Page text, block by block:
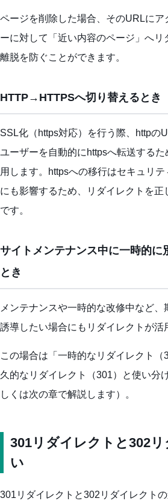
ページを削除した場合、そのURLに
ーに対して「近い内容のページ」へリ
離脱を防ぐことができます。
HTTP→HTTPSへ切り替えるとき
SSL化（https対応）を行う際、httpの
ユーザーを自動的にhttpsへ転送する
用します。httpsへの移行はセキュリ
にも影響するため、リダイレクトを
です。
サイトメンテナンス中に一時的に
とき
メンテナンスや一時的な改修中など
誘導したい場合にもリダイレクトが活
この場合は「一時的なリダイレクト（
久的なリダイレクト（301）と使い分
しくは次の章で解説します）。
301リダイレクトと302
い
301リダイレクトと302リダイレクトの